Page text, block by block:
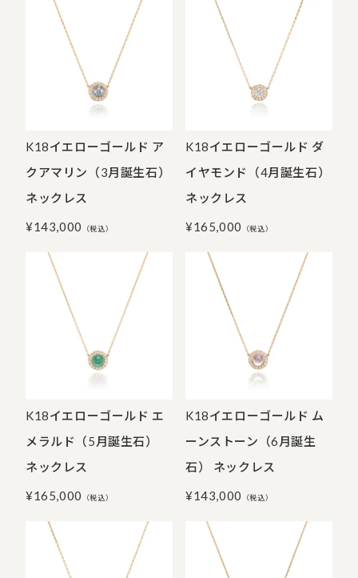
K18イエローゴールド ア
クアマリン（3月誕生石）
ネックレス
¥143,000 （税込）
K18イエローゴールド ダ
イヤモンド（4月誕生石）
ネックレス
¥165,000 （税込）
K18イエローゴールド エ
メラルド（5月誕生石）
ネックレス
¥165,000 （税込）
K18イエローゴールド ム
ーンストーン（6月誕生
石） ネックレス
¥143,000 （税込）